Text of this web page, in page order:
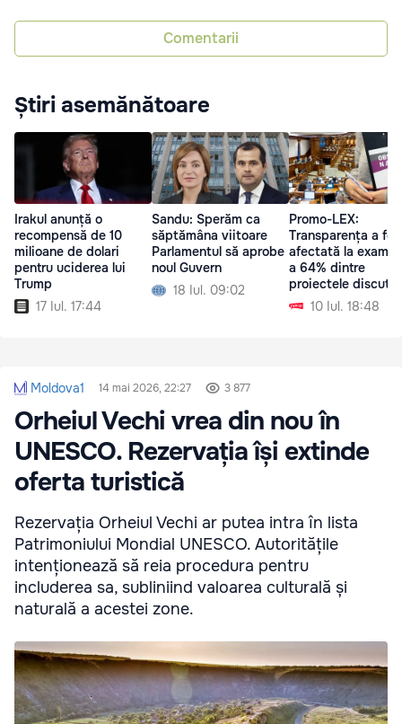
Comentarii
Știri asemănătoare
Irakul anunță o
recompensă de 10
milioane de dolari
pentru uciderea lui
Trump
17 Iul. 17:44
Sandu: Sperăm ca
săptămâna viitoare
Parlamentul să aprobe
noul Guvern
18 Iul. 09:02
Promo-LEX:
Transparența a
afectată la
a 64% dintre
proiectele
ședința10 Iul. 18:48
Moldova1 14 mai 2026, 22:27 3 877
Orheiul Vechi vrea din nou în
UNESCO. Rezervația își extinde
oferta turistică
Rezervația Orheiul Vechi ar putea intra în lista
Patrimoniului Mondial UNESCO. Autoritățile
intenționează să reia procedura pentru
includerea sa, subliniind valoarea culturală și
naturală a acestei zone.